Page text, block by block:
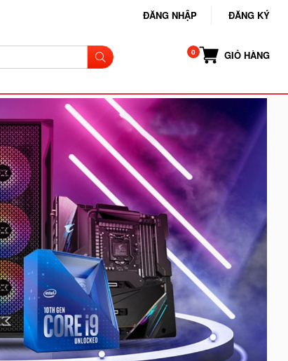
ĐĂNG NHẬP ĐĂNG KÝ
GIỎ HÀNG